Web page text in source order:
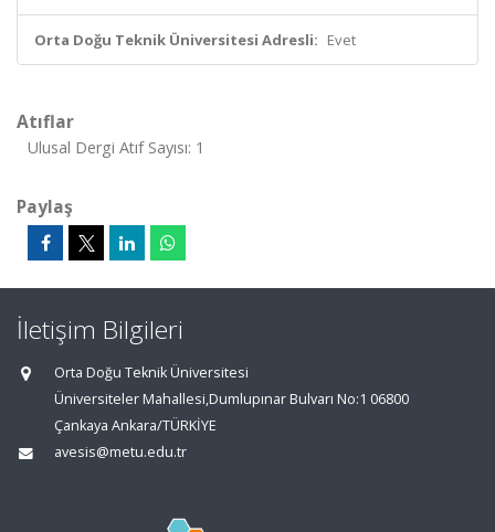
Orta Doğu Teknik Üniversitesi Adresli: Evet
Atıflar
Ulusal Dergi Atıf Sayısı: 1
Paylaş
İletişim Bilgileri
Orta Doğu Teknik Üniversitesi
Üniversiteler Mahallesi,Dumlupınar Bulvarı No:1 06800
Çankaya Ankara/TÜRKİYE
avesis@metu.edu.tr